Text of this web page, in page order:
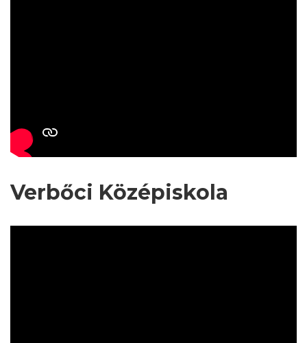
Verbőci Középiskola